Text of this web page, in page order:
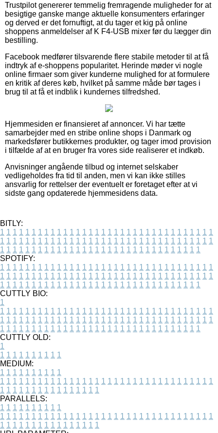
Trustpilot genererer temmelig fremragende muligheder for at
besigtige ganske mange aktuelle konsumenters erfaringer
og derved er det fornuftigt, at du tager et kig på online
shoppens anmeldelser af K F4-USB mixer før du lægger din
bestilling.
Facebook medfører tilsvarende flere stabile metoder til at få
indtryk af e-shoppens popularitet. Herinde møder vi nogle
online firmaer som giver kunderne mulighed for at formulere
en kritik af deres køb, hvilket på samme måde bør tages i
brug til at få et indblik i kundernes tilfredshed.
Hjemmesiden er finansieret af annoncer. Vi har tætte
samarbejder med en stribe online shops i Danmark og
markedsfører butikkernes produkter, og tager imod provision
i tilfælde af at en bruger fra vores side realiserer et indkøb.
Anvisninger angående tilbud og internet selskaber
vedligeholdes fra tid til anden, men vi kan ikke stilles
ansvarlig for rettelser der eventuelt er foretaget efter at vi
sidste gang opdaterede hjemmesidens data.
BITLY:
1 1 1 1 1 1 1 1 1 1 1 1 1 1 1 1 1 1 1 1 1 1 1 1 1 1 1 1 1 1 1 1 1 1
1 1 1 1 1 1 1 1 1 1 1 1 1 1 1 1 1 1 1 1 1 1 1 1 1 1 1 1 1 1 1 1 1 1
1 1 1 1 1 1 1 1 1 1 1 1 1 1 1 1 1 1 1 1 1 1 1 1 1 1 1 1 1 1 1 1
SPOTIFY:
1 1 1 1 1 1 1 1 1 1 1 1 1 1 1 1 1 1 1 1 1 1 1 1 1 1 1 1 1 1 1 1 1 1
1 1 1 1 1 1 1 1 1 1 1 1 1 1 1 1 1 1 1 1 1 1 1 1 1 1 1 1 1 1 1 1 1 1
1 1 1 1 1 1 1 1 1 1 1 1 1 1 1 1 1 1 1 1 1 1 1 1 1 1 1 1 1 1 1 1
CUTTLY BIO:
1
1 1 1 1 1 1 1 1 1 1 1 1 1 1 1 1 1 1 1 1 1 1 1 1 1 1 1 1 1 1 1 1 1 1
1 1 1 1 1 1 1 1 1 1 1 1 1 1 1 1 1 1 1 1 1 1 1 1 1 1 1 1 1 1 1 1 1 1
1 1 1 1 1 1 1 1 1 1 1 1 1 1 1 1 1 1 1 1 1 1 1 1 1 1 1 1 1 1 1 1
CUTTLY OLD:
1
1 1 1 1 1 1 1 1 1 1
MEDIUM:
1 1 1 1 1 1 1 1 1 1
1 1 1 1 1 1 1 1 1 1 1 1 1 1 1 1 1 1 1 1 1 1 1 1 1 1 1 1 1 1 1 1 1 1
1 1 1 1 1 1 1 1 1 1 1 1 1 1 1 1
PARALLELS:
1 1 1 1 1 1 1 1 1 1
1 1 1 1 1 1 1 1 1 1 1 1 1 1 1 1 1 1 1 1 1 1 1 1 1 1 1 1 1 1 1 1 1 1
1 1 1 1 1 1 1 1 1 1 1 1 1 1 1 1